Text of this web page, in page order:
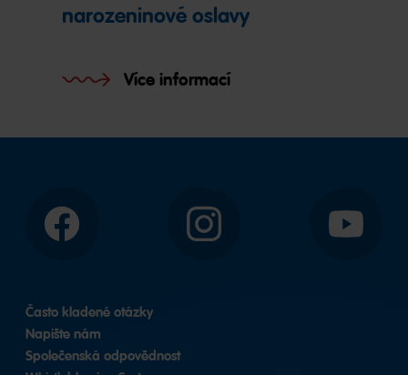
narozeninové oslavy
Více informací
Facebook Instagram YouTube
Často kladené otázky
Napište nám
Společenská odpovědnost